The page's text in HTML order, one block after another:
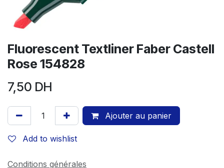
Fluorescent Textliner Faber Castell
Rose 154828
7,50 DH
Ajouter au panier
Add to wishlist
Conditions générales